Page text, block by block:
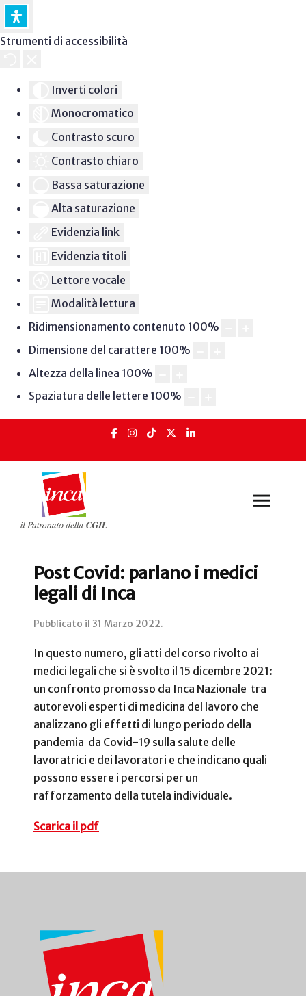
Strumenti di accessibilità
Inverti colori
Monocromatico
Contrasto scuro
Contrasto chiaro
Bassa saturazione
Alta saturazione
Evidenzia link
Evidenzia titoli
Lettore vocale
Modalità lettura
Ridimensionamento contenuto 100%
Dimensione del carattere 100%
Altezza della linea 100%
Spaziatura delle lettere 100%
Post Covid: parlano i medici
legali di Inca
Pubblicato il 31 Marzo 2022.
In questo numero, gli atti del corso rivolto ai
medici legali che si è svolto il 15 dicembre 2021:
un confronto promosso da Inca Nazionale tra
autorevoli esperti di medicina del lavoro che
analizzano gli effetti di lungo periodo della
pandemia da Covid-19 sulla salute delle
lavoratrici e dei lavoratori e che indicano quali
possono essere i percorsi per un
rafforzamento della tutela individuale.
Scarica il pdf